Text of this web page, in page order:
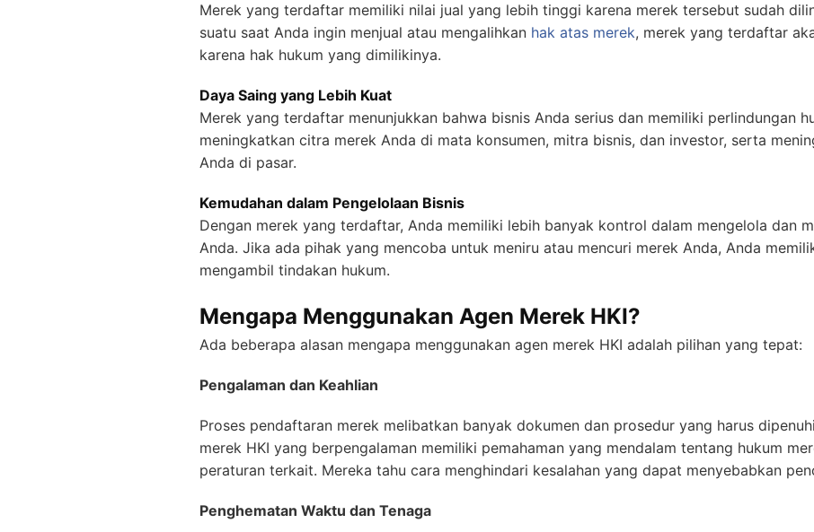
Merek yang terdaftar memiliki nilai jual yang lebih tinggi karena merek tersebut sudah
suatu saat Anda ingin menjual atau mengalihkan hak atas merek, merek yang terdaftar
karena hak hukum yang dimilikinya.
Daya Saing yang Lebih Kuat
Merek yang terdaftar menunjukkan bahwa bisnis Anda serius dan memiliki perlindungan
meningkatkan citra merek Anda di mata konsumen, mitra bisnis, dan investor, serta
Anda di pasar.
Kemudahan dalam Pengelolaan Bisnis
Dengan merek yang terdaftar, Anda memiliki lebih banyak kontrol dalam mengelola dan
Anda. Jika ada pihak yang mencoba untuk meniru atau mencuri merek Anda, Anda
mengambil tindakan hukum.
Mengapa Menggunakan Agen Merek HKI?
Ada beberapa alasan mengapa menggunakan agen merek HKI adalah pilihan yang tepat:
Pengalaman dan Keahlian
Proses pendaftaran merek melibatkan banyak dokumen dan prosedur yang harus
merek HKI yang berpengalaman memiliki pemahaman yang mendalam tentang hukum
peraturan terkait. Mereka tahu cara menghindari kesalahan yang dapat menyebabkan
Penghematan Waktu dan Tenaga